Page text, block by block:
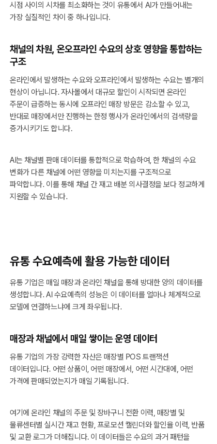
시점 사이의 시차를 최소화하는 것이 유통에서 AI가 만들어내는
가장 실질적인 차이 중 하나입니다.
채널의 차원, 온오프라인 수요의 상호 영향을 통합하는
구조
온라인에서 발생하는 수요와 오프라인에서 발생하는 수요는 별개의
현상이 아닙니다. 자사몰에서 대규모 할인이 시작되면 온라인
주문이 급증하는 동시에 오프라인 매장 방문은 감소할 수 있고,
반대로 매장에서만 진행하는 한정 행사가 온라인에서의 검색량을
증가시키기도 합니다.
AI는 채널별 판매 데이터를 통합적으로 학습하여, 한 채널의 수요
변화가 다른 채널에 어떤 영향을 미치는지를 구조적으로
파악합니다. 이를 통해 채널 간 재고 배분 의사결정을 보다 정교하게
지원할 수 있습니다.
유통 수요예측에 활용 가능한 데이터
유통 기업은 매일 매장과 온라인 채널을 통해 방대한 양의 데이터를
생성합니다. AI 수요예측의 성능은 이 데이터를 얼마나 체계적으로
모델에 연결하느냐에 크게 좌우됩니다.
매장과 채널에서 매일 쌓이는 운영 데이터
유통 기업의 가장 강력한 자산은 매장별 POS 트랜잭션
데이터입니다. 어떤 상품이, 어떤 매장에서, 어떤 시간대에, 어떤
가격에 판매되었는지가 매일 기록됩니다.
여기에 온라인 채널의 주문 및 장바구니 전환 이력, 매장별 및
물류센터별 실시간 재고 현황, 프로모션 캘린더와 할인율 이력, 반품
및 교환 로그가 더해집니다. 이 데이터들은 수요의 과거 패턴을